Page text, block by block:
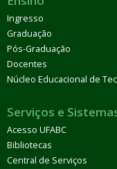
Ingresso
Graduação
Pós-Graduação
Docentes
Núcleo Educacional de
Serviços e
Acesso UFABC
Bibliotecas
Central de Serviços